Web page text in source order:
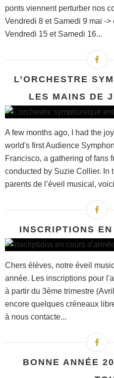
ponts viennent perturber nos
Vendredi 8 et Samedi 9 mai -
Vendredi 15 et Samedi 16...
L’ORCHESTRE
LES MAINS DE
A few months ago, I had the
world's first Audience
Francisco, a gathering of fans
conducted by Suzie Collier. In
parents de l’éveil musical,
INSCRIPTIONS
Chers élèves, notre éveil
année. Les inscriptions pour
à partir du 3ème trimestre
encore quelques créneaux
à nous contacte...
BONNE ANNÉE